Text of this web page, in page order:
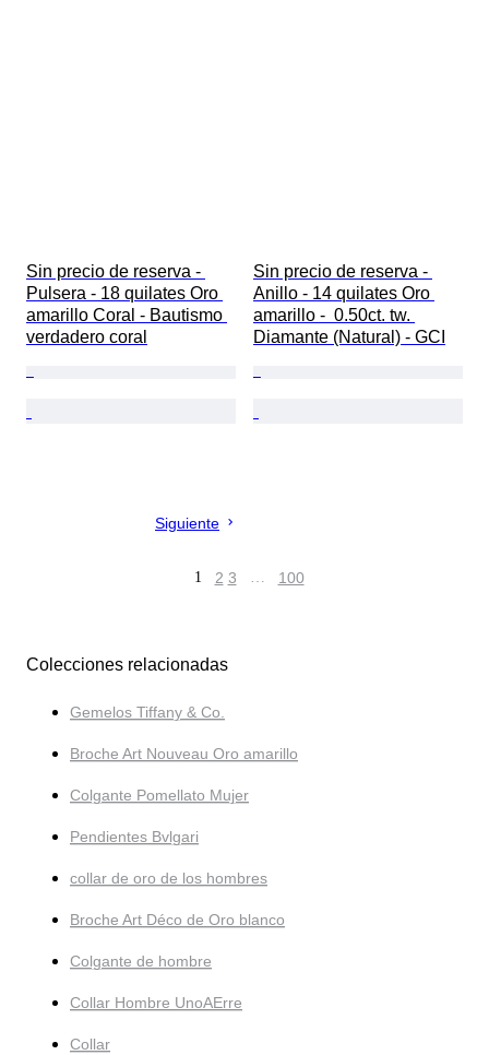
Sin precio de reserva -
Pulsera - 18 quilates Oro
amarillo Coral - Bautismo
verdadero coral
Sin precio de reserva -
Anillo - 14 quilates Oro
amarillo -  0.50ct. tw.
Diamante (Natural) - GCI
Siguiente
1 2 3 … 100
Colecciones relacionadas
Gemelos Tiffany & Co.
Broche Art Nouveau Oro amarillo
Colgante Pomellato Mujer
Pendientes Bvlgari
collar de oro de los hombres
Broche Art Déco de Oro blanco
Colgante de hombre
Collar Hombre UnoAErre
Collar